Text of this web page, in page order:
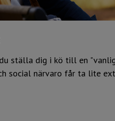
ställa dig i kö till en
social närvaro får ta lite